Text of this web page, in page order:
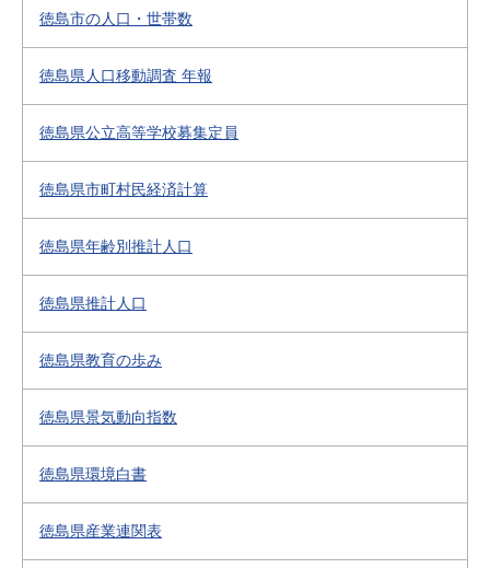
徳島市の人口・世帯数
徳島県人口移動調査 年報
徳島県公立高等学校募集定員
徳島県市町村民経済計算
徳島県年齢別推計人口
徳島県推計人口
徳島県教育の歩み
徳島県景気動向指数
徳島県環境白書
徳島県産業連関表